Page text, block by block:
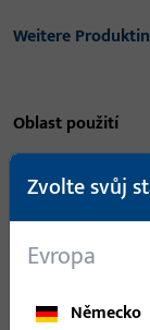
Weitere
Oblast použití
Popis povrchu
Zvolte svůj
Evropa
Německo